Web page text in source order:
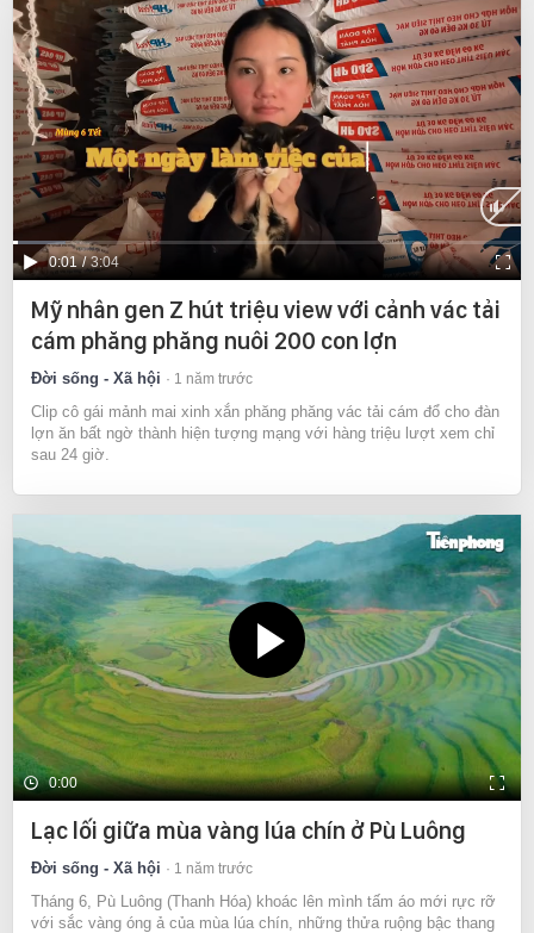
Current
Time
0:01 / Duration
3:04
Mỹ nhân gen Z hút triệu view với cảnh vác tải
cám phăng phăng nuôi 200 con lợn
Đời sống - Xã hội 1 năm trước
Clip cô gái mảnh mai xinh xắn phăng phăng vác tải cám đổ cho đàn
lợn ăn bất ngờ thành hiện tượng mạng với hàng triệu lượt xem chỉ
sau 24 giờ.
0:00
Lạc lối giữa mùa vàng lúa chín ở Pù Luông
Đời sống - Xã hội 1 năm trước
Tháng 6, Pù Luông (Thanh Hóa) khoác lên mình tấm áo mới rực rỡ
với sắc vàng óng ả của mùa lúa chín, những thửa ruộng bậc thang